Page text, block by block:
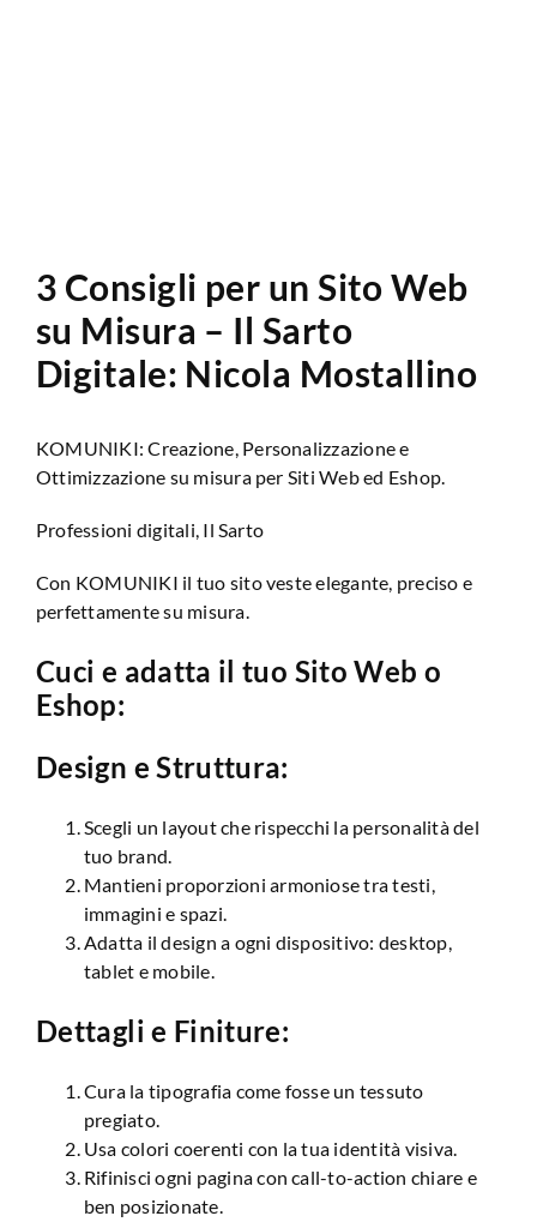
3 Consigli per un Sito Web
su Misura – Il Sarto
Digitale: Nicola Mostallino
KOMUNIKI: Creazione, Personalizzazione e
Ottimizzazione su misura per Siti Web ed Eshop.
Professioni digitali, Il Sarto
Con KOMUNIKI il tuo sito veste elegante, preciso e
perfettamente su misura.
Cuci e adatta il tuo Sito Web o
Eshop:
Design e Struttura:
Scegli un layout che rispecchi la personalità del
tuo brand.
Mantieni proporzioni armoniose tra testi,
immagini e spazi.
Adatta il design a ogni dispositivo: desktop,
tablet e mobile.
Dettagli e Finiture:
Cura la tipografia come fosse un tessuto
pregiato.
Usa colori coerenti con la tua identità visiva.
Rifinisci ogni pagina con call-to-action chiare e
ben posizionate.